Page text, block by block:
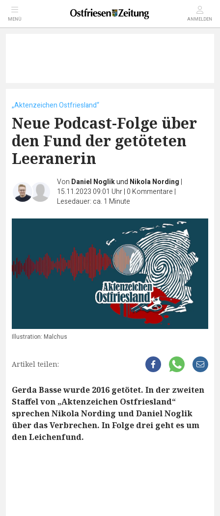
MENÜ ANMELDEN
„Aktenzeichen Ostfriesland“
Neue Podcast-Folge über
den Fund der getöteten
Leeranerin
Von Daniel Noglikund Nikola Nording |
15.11.2023 09:01 Uhr| 0 Kommentare |
Lesedauer: ca. 1 Minute
Illustration: Malchus
Artikel teilen:
Gerda Basse wurde 2016 getötet. In der zweiten
Staffel von „Aktenzeichen Ostfriesland“
sprechen Nikola Nording und Daniel Noglik
über das Verbrechen. In Folge drei geht es um
den Leichenfund.